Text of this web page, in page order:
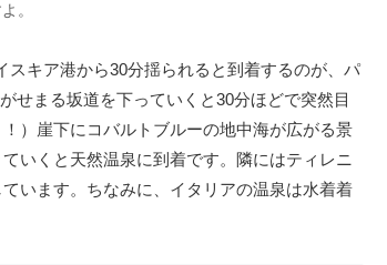
。
スキア港から30分揺られると到着するのが、パ
せまる坂道を下っていくと30分ほどで突然目
）崖下にコバルトブルーの地中海が広がる景
いくと天然温泉に到着です。隣にはティレニ
います。ちなみに、イタリアの温泉は水着着